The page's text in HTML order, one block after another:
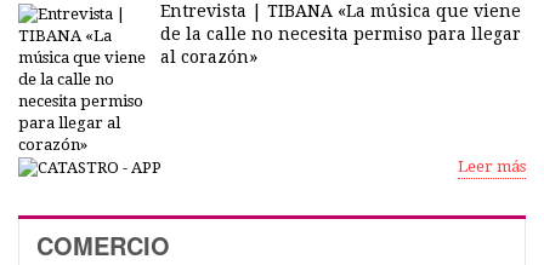
Entrevista | TIBANA «La música que viene
de la calle no necesita permiso para llegar
al corazón»
Leer más
COMERCIO